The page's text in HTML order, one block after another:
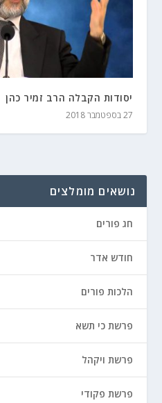
יסודות הקבלה הרב זמיר כהן
27 בספטמבר 2018
נושאים מומלצים
חג פורים
חודש אדר
הלכות פורים
פרשת כי תשא
פרשת ויקהל
פרשת פקודי